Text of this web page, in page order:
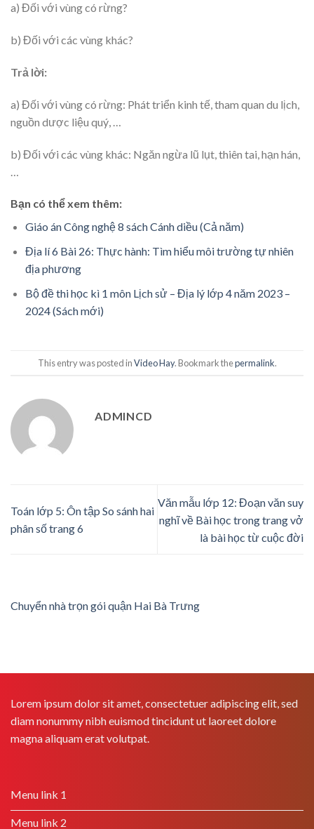
a) Đối với vùng có rừng?
b) Đối với các vùng khác?
Trả lời:
a) Đối với vùng có rừng: Phát triển kinh tế, tham quan du lịch,
nguồn dược liệu quý, …
b) Đối với các vùng khác: Ngăn ngừa lũ lụt, thiên tai, hạn hán,
Bạn có thể xem thêm:
Giáo án Công nghệ 8 sách Cánh diều (Cả năm)
Địa lí 6 Bài 26: Thực hành: Tìm hiểu môi trường tự nhiên
địa phương
Bộ đề thi học kì 1 môn Lịch sử – Địa lý lớp 4 năm 2023 –
2024 (Sách mới)
This entry was posted inVideo Hay. Bookmark thepermalink.
ADMINCD
Toán lớp 5: Ôn tập So sánh hai
phân số trang 6
Văn mẫu lớp 12: Đoạn văn suy
nghĩ về Bài học trong trang vở
là bài học từ cuộc đời
Chuyển nhà trọn gói quận Hai Bà Trưng
Lorem ipsum dolor sit amet, consectetuer adipiscing elit, sed
diam nonummy nibh euismod tincidunt ut laoreet dolore
magna aliquam erat volutpat.
Menu link 1
Menu link 2